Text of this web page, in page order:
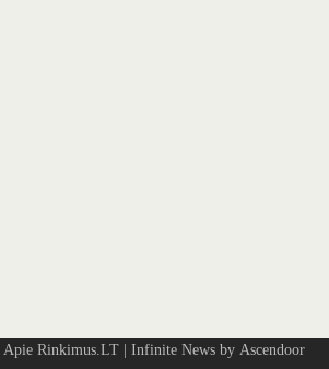
Apie Rinkimus.LT| Infinite News by Ascendoor